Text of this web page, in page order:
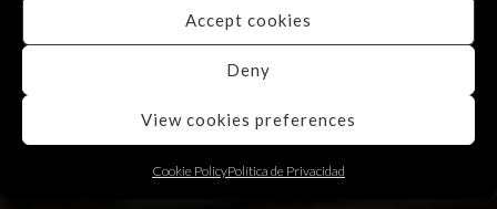
Accept cookies
Deny
View cookies preferences
Cookie PolicyPolítica de Privacidad
Horst per Balko Tenerife, una producció d’Ufa Fiction. Estudi
2: Sesión ADR con Jochen Horst para Balko Tenerife, una
Continue reading